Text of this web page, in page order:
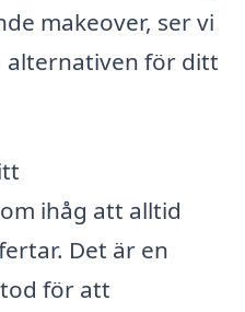
makeover, ser vi
alternativen för ditt
ihåg att alltid
Det är en
för att